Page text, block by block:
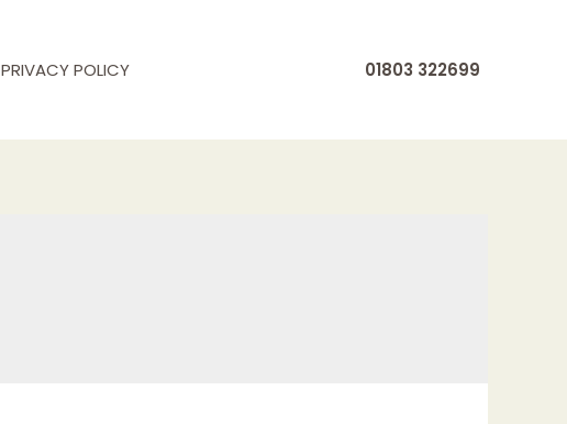
PRIVACY POLICY 01803 322699